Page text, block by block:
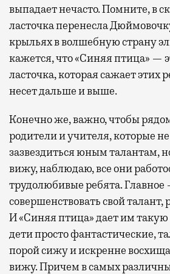
выпадает нечасто. Помните, в
ласточка перенесла
крыльях в волшебную страну
кажется, что «Синяя птица» —
ласточка, которая сажает этих
несет дальше и выше.
Конечно же, важно, чтобы
родители и учителя, которые
зазвездиться юным талантам,
вижу, наблюдаю, все они
трудолюбивые ребята. Главное
совершенствовать свой талант,
И «Синяя птица» дает им
дети просто фантастические,
порой сижу и искренне
вижу. Причем в самых